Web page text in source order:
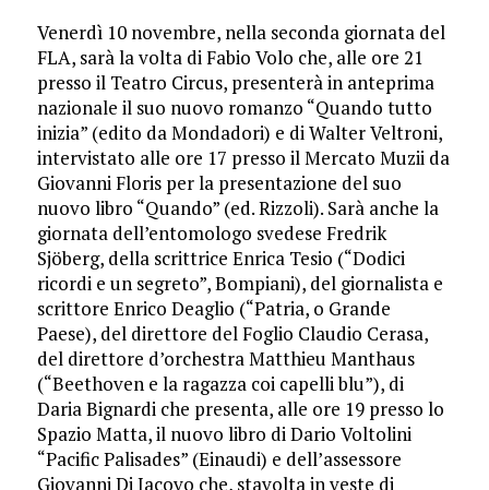
Venerdì 10 novembre, nella seconda giornata del
FLA, sarà la volta di Fabio Volo che, alle ore 21
presso il Teatro Circus, presenterà in anteprima
nazionale il suo nuovo romanzo “Quando tutto
inizia” (edito da Mondadori) e di Walter Veltroni,
intervistato alle ore 17 presso il Mercato Muzii da
Giovanni Floris per la presentazione del suo
nuovo libro “Quando” (ed. Rizzoli). Sarà anche la
giornata dell’entomologo svedese Fredrik
Sjöberg, della scrittrice Enrica Tesio (“Dodici
ricordi e un segreto”, Bompiani), del giornalista e
scrittore Enrico Deaglio (“Patria, o Grande
Paese), del direttore del Foglio Claudio Cerasa,
del direttore d’orchestra Matthieu Manthaus
(“Beethoven e la ragazza coi capelli blu”), di
Daria Bignardi che presenta, alle ore 19 presso lo
Spazio Matta, il nuovo libro di Dario Voltolini
“Pacific Palisades” (Einaudi) e dell’assessore
Giovanni Di Iacovo che, stavolta in veste di